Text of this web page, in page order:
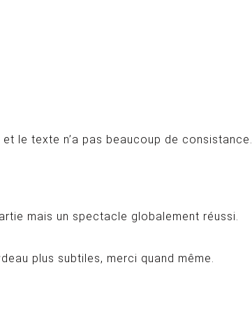
le texte n’a pas beaucoup de consistance.
mais un spectacle globalement réussi.
plus subtiles, merci quand même.